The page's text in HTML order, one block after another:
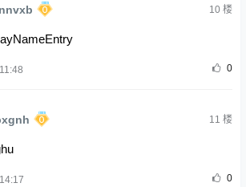
10楼
0
11 楼
0